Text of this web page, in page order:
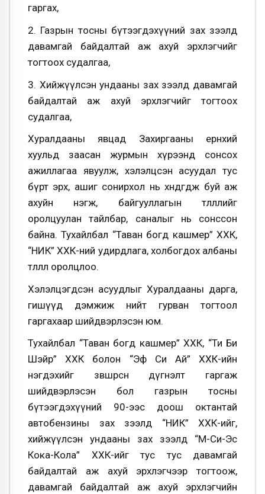
гаргах,
2. Газрын тосны бүтээгдэхүүний зах зээлд
давамгай байдалтай аж ахуй эрхлэгчийг
тогтоох судалгаа,
3. Хийжүүлсэн ундааны зах зээлд давамгай
байдалтай аж ахуй эрхлэгчийг тогтоох
судалгаа,
Хуралдааны явцад Захиргааны ерөнхий
хуульд заасан журмын хүрээнд сонсох
ажиллагаа явуулж, хэлэлцсэн асуудал тус
бүрт эрх, ашиг сонирхол нь хөндөгдөж буй аж
ахуйн нэгж, байгууллагын төлөөллийг
оролцуулан тайлбар, саналыг нь сонссон
байна. Тухайлбал “Таван богд кашмер” ХХК,
“НИК” ХХК-ний удирдлага, холбогдох албаны
төлөөлөл оролцлоо.
Хэлэлцэгдсэн асуудлыг Хуралдааны дарга,
гишүүд дэмжиж нийт гурван тогтоол
гаргахаар шийдвэрлэсэн юм.
Тухайлбал “Таван богд кашмер” ХХК, “Ти Би
Шэйр” ХХК болон “Эф Си Ай” ХХК-ийн
нэгдэхийг зөвшөөрсөн дүгнэлт гаргаж
шийдвэрлэсэн бол газрын тосны
бүтээгдэхүүний 90-ээс доош октантай
автобензины зах зээлд “НИК” ХХК-ийг,
хийжүүлсэн ундааны зах зээлд “M-Си-Эс
Кока-Кола” ХХК-ийг тус тус давамгай
байдалтай аж ахуй эрхлэгчээр тогтоож,
давамгай байдалтай аж ахуй эрхлэгчийн